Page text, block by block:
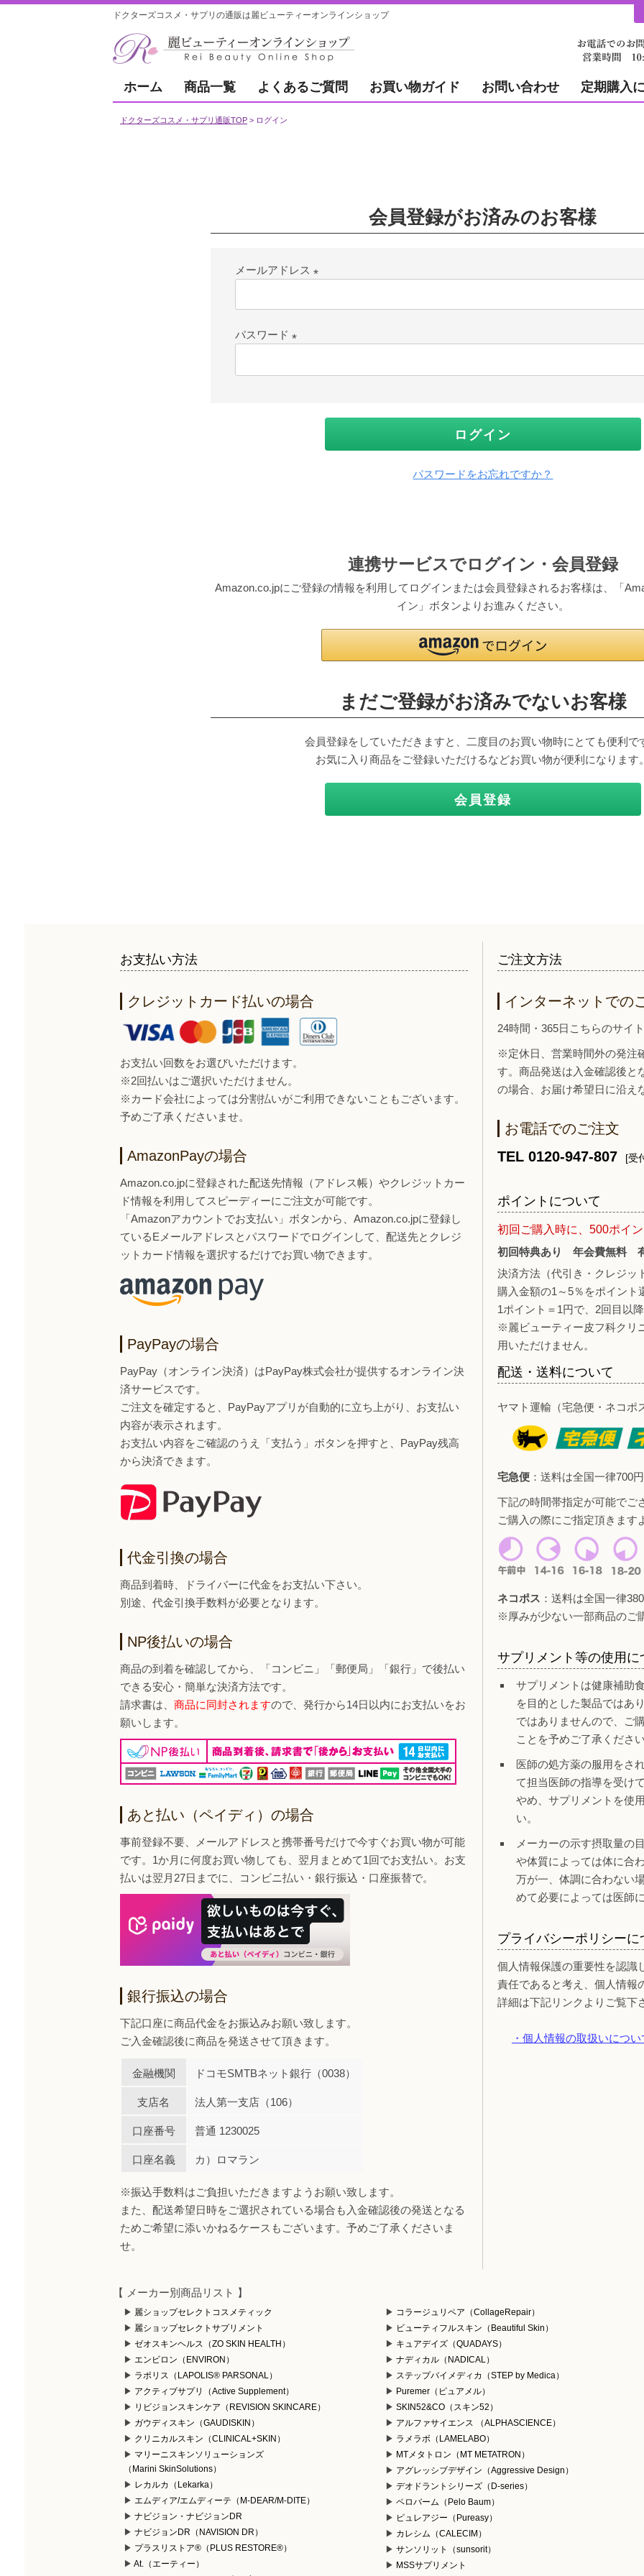
ドクターズコスメ・サプリの通販は麗ビューティーオンラインショップ
ホーム 商品一覧 よくあるご質問 お買い物ガイド お問い合わせ 定期購入
ドクターズコスメ・サプリ通販TOP ログイン
会員登録がお済みのお客様
メールアドレス
須)
パスワード
須)
ログイン
パスワードをお忘れですか？
連携サービスでログイン・会員登録
Amazon.co.jpにご登録の情報を利用してログインまたは会員登録されるお客様は、「
イン」ボタンよりお進みください。
まだご登録がお済みでないお客様
会員登録をしていただきますと、二度目のお買い物時にとても便利で
お気に入り商品をご登録いただけるなどお買い物が便利になります
会員登録
お支払い方法
クレジットカード払いの場合
お支払い回数をお選びいただけます。
※2回払いはご選択いただけません。
※カード会社によっては分割払いがご利用できないこともございます。
予めご了承くださいませ。
AmazonPayの場合
Amazon.co.jpに登録された配送先情報（アドレス帳）やクレジットカー
ド情報を利用してスピーディーにご注文が可能です。
「Amazonアカウントでお支払い」ボタンから、Amazon.co.jpに登録し
ているEメールアドレスとパスワードでログインして、配送先とクレジ
ットカード情報を選択するだけでお買い物できます。
PayPayの場合
PayPay（オンライン決済）はPayPay株式会社が提供するオンライン決
済サービスです。
ご注文を確定すると、PayPayアプリが自動的に立ち上がり、お支払い
内容が表示されます。
お支払い内容をご確認のうえ「支払う」ボタンを押すと、PayPay残高
から決済できます。
代金引換の場合
商品到着時、ドライバーに代金をお支払い下さい。
別途、代金引換手数料が必要となります。
NP後払いの場合
商品の到着を確認してから、「コンビニ」「郵便局」「銀行」で後払い
できる安心・簡単な決済方法です。
請求書は、 商品に同封されますので、発行から14日以内にお支払いをお
願いします。
あと払い（ペイディ）の場合
事前登録不要、メールアドレスと携帯番号だけで今すぐお買い物が可能
です。1か月に何度お買い物しても、翌月まとめて1回でお支払い。お支
払いは翌月27日までに、コンビニ払い・銀行振込・口座振替で。
銀行振込の場合
下記口座に商品代金をお振込みお願い致します。
ご入金確認後に商品を発送させて頂きます。
金融機関 ドコモSMTBネット銀行（0038）
支店名 法人第一支店（106）
口座番号 普通 1230025
口座名義 カ）ロマラン
※振込手数料はご負担いただきますようお願い致します。
また、配送希望日時をご選択されている場合も入金確認後の発送となる
ためご希望に添いかねるケースもございます。予めご了承くださいま
せ。
ご注文方法
インターネットでの
24時間・365日こちらのサイ
※定休日、営業時間外の発注
す。商品発送は入金確認後と
の場合、お届け希望日に沿え
お電話でのご注文
TEL 0120-947-807
[受
ポイントについて
初回ご購入時に、500ポイ
初回特典あり 年会費無料
決済方法（代引き・クレジッ
購入金額の1～5％をポイント
1ポイント＝1円で、2回目以
※麗ビューティー皮フ科クリ
用いただけません。
配送・送料について
ヤマト運輸（宅急便・ネコポ
宅急便：送料は全国一律700
下記の時間帯指定が可能でご
ご購入の際にご指定頂きます
ネコポス ：送料は全国一律
※厚みが少ない一部商品のご
サプリメント等の使用に
サプリメントは健康補助
を目的とした製品ではあ
ではありませんので、ご
ことを予めご了承くださ
医師の処方薬の服用をさ
て担当医師の指導を受け
やめ、サプリメントを使
い。
メーカーの示す摂取量の
や体質によっては体に合
万が一、体調に合わない
めて必要によっては医師
プライバシーポリシーに
個人情報保護の重要性を認識
責任であると考え、個人情報
詳細は下記リンクよりご覧下
・個人情報の取扱いについ
【 メーカー別商品リスト 】
麗ショップセレクトコスメティック
麗ショップセレクトサプリメント
ゼオスキンヘルス（ZO SKIN HEALTH）
エンビロン（ENVIRON）
ラポリス（LAPOLIS® PARSONAL）
アクティブサプリ（Active Supplement）
リビジョンスキンケア（REVISION SKINCARE）
ガウディスキン（GAUDISKIN）
クリニカルスキン（CLINICAL+SKIN）
マリーニスキンソリューションズ
（Marini SkinSolutions）
レカルカ（Lekarka）
エムディア/エムディーテ（M-DEAR/M-DITE）
ナビジョン・ナビジョンDR
ナビジョンDR（NAVISION DR）
プラスリストア®（PLUS RESTORE®）
At.（エーティー）
コラージュリペア（CollageRepair）
ビューティフルスキン（Beautiful Skin）
キュアデイズ（QUADAYS）
ナディカル（NADICAL）
ステップバイメディカ（STEP by Medica）
Puremer（ピュアメル）
SKIN52&CO（スキン52）
アルファサイエンス （ALPHASCIENCE）
ラメラボ（LAMELABO）
MTメタトロン（MT METATRON）
アグレッシブデザイン（Aggressive Design）
デオドラントシリーズ（D-series）
ペロバーム（Pelo Baum）
ピュレアジー（Pureasy）
カレシム（CALECIM）
サンソリット（sunsorit）
MSSサプリメント